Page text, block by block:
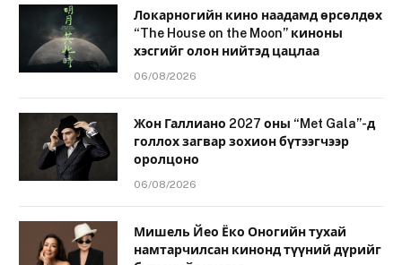
Локарногийн кино наадамд өрсөлдөх
“The House on the Moon” киноны
хэсгийг олон нийтэд цацлаа
06/08/2026
Жон Галлиано 2027 оны “Met Gala”-д
голлох загвар зохион бүтээгчээр
оролцоно
06/08/2026
Мишель Йео Ёко Оногийн тухай
намтарчилсан кинонд түүний дүрийг